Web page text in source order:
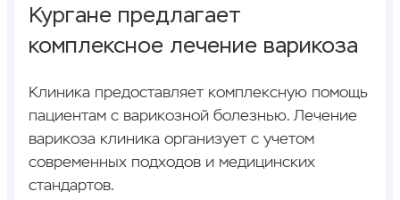
Кургане предлагает
комплексное лечение варикоза
Клиника предоставляет комплексную помощь
пациентам с варикозной болезнью. Лечение
варикоза клиника организует с учетом
современных подходов и медицинских
стандартов.